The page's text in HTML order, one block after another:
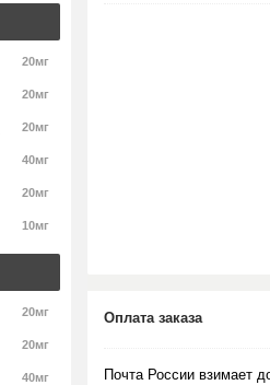
Оплата заказа
Почта России взимает
20мг
20мг
20мг
40мг
20мг
10мг
20мг
20мг
40мг